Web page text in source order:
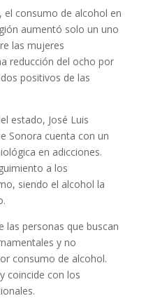
el consumo de alcohol en
aumentó solo un uno
las mujeres
reducción del ocho por
positivos de las
estado, José Luis
Sonora cuenta con un
en adicciones.
a los
siendo el alcohol la
las personas que buscan
y no
consumo de alcohol.
coincide con los